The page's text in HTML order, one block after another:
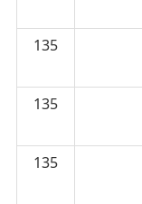
135
135
135